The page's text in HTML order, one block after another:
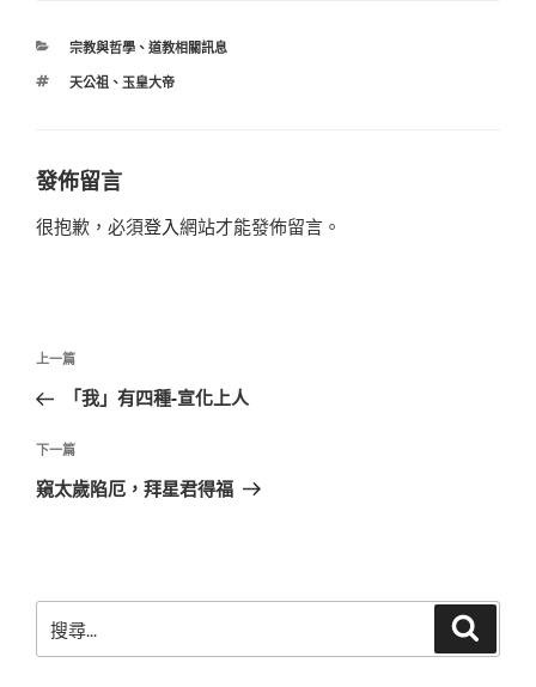
分
宗教與哲學、 道教相關訊息
標
天公祖 、 玉皇大帝
發佈留言
很抱歉，必須登入網站才能發佈留言。
文
導
覽
上
一
文
章
上一篇
「我」有四種-宣化上人
下
一
下一篇
窺太歲陷厄，拜星君得福
尋